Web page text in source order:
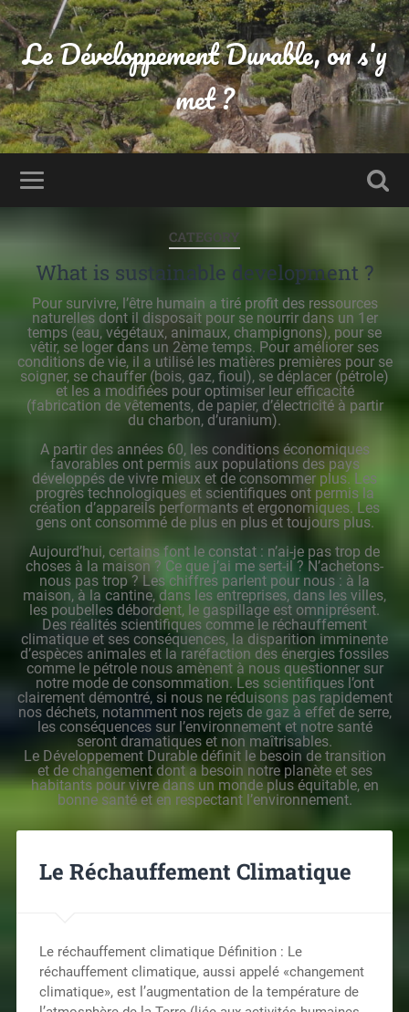
Le Développement Durable, on s'y
met ?
CATEGORY
What is sustainable development ?
Pour survivre, l’être humain a tiré profit des ressources
naturelles dont il disposait pour se nourrir dans un 1er
temps (eau, végétaux, animaux, champignons), pour se
vêtir, se loger dans un 2ème temps. Pour améliorer ses
conditions de vie, il a utilisé les matières premières pour se
soigner, se chauffer (bois, gaz, fioul), se déplacer (pétrole)
et les a modifiées pour optimiser leur efficacité
(fabrication de vêtements, de papier, d’électricité à partir
du charbon, d’uranium).
A partir des années 60, les conditions économiques
favorables ont permis aux populations des pays
développés de vivre mieux et de consommer plus. Les
progrès technologiques et scientifiques ont permis la
création d’appareils performants et ergonomiques. Les
gens ont consommé de plus en plus et toujours plus.
Aujourd’hui, certains font le constat : n’ai-je pas trop de
choses à la maison ? Ce que j’ai me sert-il ? N’achetons-
nous pas trop ? Les chiffres parlent pour nous : à la
maison, à la cantine, dans les entreprises, dans les villes,
les poubelles débordent, le gaspillage est omniprésent.
Des réalités scientifiques comme le réchauffement
climatique et ses conséquences, la disparition imminente
d’espèces animales et la raréfaction des énergies fossiles
comme le pétrole nous amènent à nous questionner sur
notre mode de consommation. Les scientifiques l’ont
clairement démontré, si nous ne réduisons pas rapidement
nos déchets, notamment nos rejets de gaz à effet de serre,
les conséquences sur l’environnement et notre santé
seront dramatiques et non maîtrisables.
Le Développement Durable définit le besoin de transition
et de changement dont a besoin notre planète et ses
habitants pour vivre dans un monde plus équitable, en
bonne santé et en respectant l’environnement.
Le Réchauffement Climatique
Le réchauffement climatique Définition : Le
réchauffement climatique, aussi appelé «changement
climatique», est l’augmentation de la température de